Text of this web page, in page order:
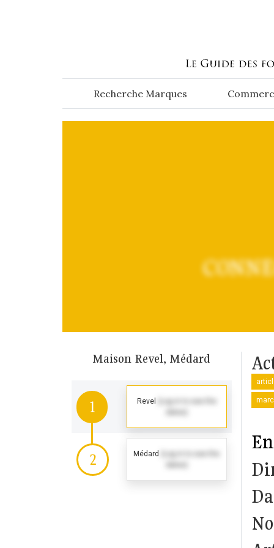
Recherche Marques
Maison Revel, Médard
1 Revel
2 Médard